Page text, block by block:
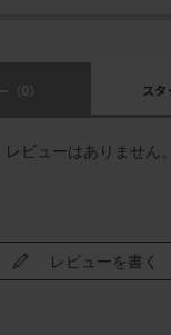
（0） スタ
レビューはありません。
レビューを書く